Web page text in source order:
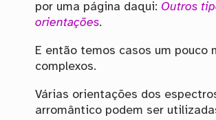
por uma página daqui: Outros
orientações.
E então temos casos um pouco
complexos.
Várias orientações dos
arromântico podem ser